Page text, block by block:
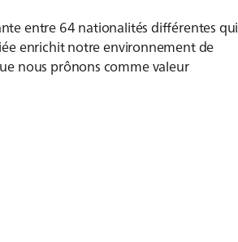
entre 64 nationalités différentes qui
enrichit notre environnement de
nous prônons comme valeur